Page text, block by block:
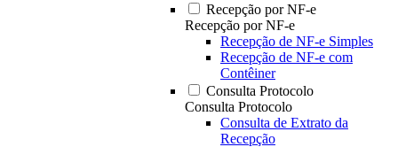
Recepção por NF-e
Recepção por NF-e
Recepção de NF-e Simples
Recepção de NF-e com
Contêiner
Consulta Protocolo
Consulta Protocolo
Consulta de Extrato da
Recepção